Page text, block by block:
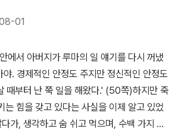
시에 참 버겁다.수르하의 마음도 알지만
알거 같다.물론 수드라 때문에 라훌이 알콜
학을 그만 둔것도 아니다.그건 라훌의 선택
이기적으로 말하자면 수드라보다는 차라리
자식에 대한 두려움이 더컸을 것이다. 자
술을 마셨던 그 순간을 후회할때 그때를 되
니라고 그런 마음이 라훌을 더 외롭게 하는
렇게 잘 하고 싶어 애쓰는 순간 관게는 금
여름에 일주일에 한 번쯤 아이들과 함께 가
상했다.그가 발치에서 잡지를 뒤적이고 있
를 물속으로 삼키거나아이가 모래 더미에
었다.이런 상상에서 언제나 그는 살아남았
이들이 죽었다.그런 일이 있으면 당연히 메
혼을 당할 건 뻔했다.메건과 아이들과 꾸린
.잠시 한눈을 팔았다간 영영 인생을 망칠 수
다. (P112) 인생의 짝을 찾는다고 그렇게 헤
는그런 삶. 그리고 사랑. 때로는 이방인들
족과.'천개의 찬란한 태양'의 호세이니가
했던 삶과 민족적 색채에주목한다면,줌파라
나 기억은 대체로 지워져 있고 미국에서 그
이후의 삶에집중하고 있다. 그렇다고 해서
문제들의 답변을 융화 및 화해 모드로 단순
. 오히려그녀의등장 인물들은 대체로 실패
싶은 관계이기도 했다. 내 생에서 가족과
회의 순간들이 남의 이야기로 활자화 되어
다.이 책은 그런 이야기다. 밑줄 그을 것이
수 없을 것 같은 글이다. 얼마나 많은 사람
사이의 대화단절을 이야기 했는가. 그래도
만큼 쉽고 호소력 있으면서도예민하게 해
카고 트리뷴의 이 책에 대한 추천의 글에 이
이라 분류되어 온 장르를 보편적인 인간의
01
에서 아버지가 루마의 일 얘기를 다시 꺼냈
. 경제적인 안정도 주지만 정신적인 안정도
때부터 난 쭉 일을 해왔다.' (50쪽)하지만 죽
는 힘을 갖고 있다는 사실을 이제 알고 있었
가, 생각하고 숨 쉬고 먹으며, 수백 가지 걱